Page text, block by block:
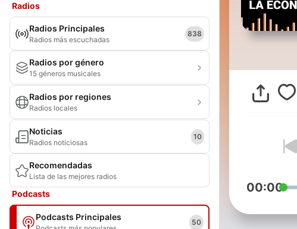
Radios
Radios Principales
Radios más escuchadas
838
Radios por género
15 géneros musicales
Radios por regiones
Radios locales
Noticias
Radios noticiosas
10
Recomendadas
Lista de las mejores radios
Podcasts
Podcasts Principales 50
00:00